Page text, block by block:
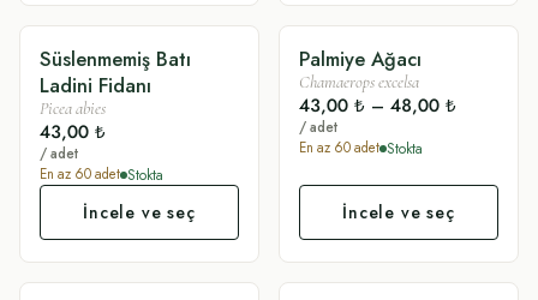
SADE
Süslenmemiş Batı
Ladini Fidanı
Picea abies
43,00 ₺
/ adet
En az 60adet Stokta
İncele ve seç
SÜSLÜ
Palmiye Ağacı
Chamaerops excelsa
43,00 ₺ – 48,00 ₺
/ adet
En az 60adet Stokta
İncele ve seç